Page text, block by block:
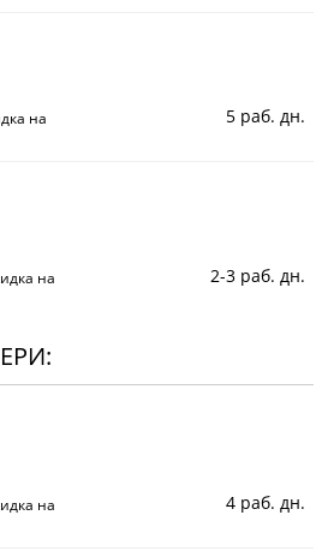
на
5 раб. дн.
на
2-3 раб. дн.
на
4 раб. дн.